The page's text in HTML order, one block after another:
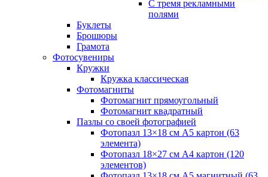
С тремя рекламными
полями
Буклеты
Брошюры
Грамота
Фотосувениры
Кружки
Кружка классическая
Фотомагниты
Фотомагнит прямоугольный
Фотомагнит квадратный
Пазлы со своей фотографией
Фотопазл 13×18 см А5 картон (63
элемента)
Фотопазл 18×27 см А4 картон (120
элементов)